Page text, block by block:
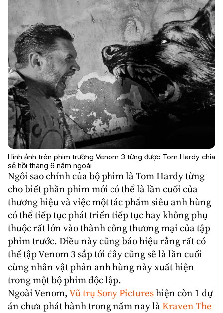
Hình ảnh trên phim trường Venom 3 từng được Tom Hardy chia
sẻ hồi tháng 6 năm ngoái
Ngôi sao chính của bộ phim làTom Hardytừng
cho biết phần phim mới có thể là lần cuối của
thương hiệu và việc một tác phẩm siêu anh hùng
có thể tiếp tục phát triển tiếp tục hay không phụ
thuộc rất lớn vào thành công thương mại của tập
phim trước. Điều này cũng báo hiệu rằng rất có
thể tập Venom 3 sắp tới đây cũng sẽ là lần cuối
cùng nhân vật phản anh hùng này xuất hiện
trong một bộ phim độc lập.
Ngoài Venom, Vũ trụ Sony Pictureshiện còn 1 dự
án chưa phát hành trong năm nay làKraven The